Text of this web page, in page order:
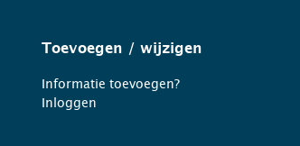
Toevoegen / wijzigen
Informatie toevoegen?
Inloggen